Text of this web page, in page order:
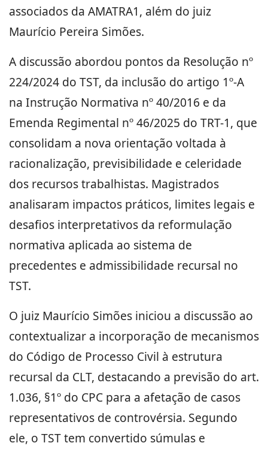
associados da AMATRA1, além do juiz
Maurício Pereira Simões.
A discussão abordou pontos da Resolução nº
224/2024 do TST, da inclusão do artigo 1º-A
na Instrução Normativa nº 40/2016 e da
Emenda Regimental nº 46/2025 do TRT-1, que
consolidam a nova orientação voltada à
racionalização, previsibilidade e celeridade
dos recursos trabalhistas. Magistrados
analisaram impactos práticos, limites legais e
desafios interpretativos da reformulação
normativa aplicada ao sistema de
precedentes e admissibilidade recursal no
TST.
O juiz Maurício Simões iniciou a discussão ao
contextualizar a incorporação de mecanismos
do Código de Processo Civil à estrutura
recursal da CLT, destacando a previsão do art.
1.036, §1º do CPC para a afetação de casos
representativos de controvérsia. Segundo
ele, o TST tem convertido súmulas e